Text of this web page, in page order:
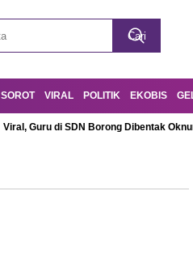
SOROT VIRAL POLITIK EKOBIS
Viral, Guru di SDN Borong Dibentak